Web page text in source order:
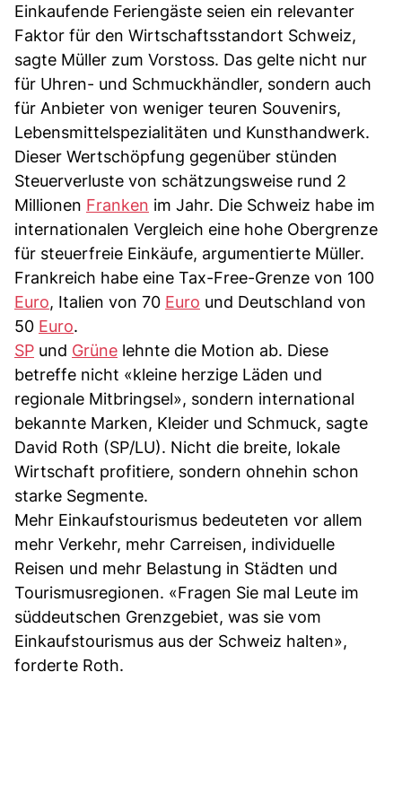
Einkaufende Feriengäste seien ein relevanter
Faktor für den Wirtschaftsstandort Schweiz,
sagte Müller zum Vorstoss. Das gelte nicht nur
für Uhren- und Schmuckhändler, sondern auch
für Anbieter von weniger teuren Souvenirs,
Lebensmittelspezialitäten und Kunsthandwerk.
Dieser Wertschöpfung gegenüber stünden
Steuerverluste von schätzungsweise rund 2
Millionen Franken im Jahr. Die Schweiz habe im
internationalen Vergleich eine hohe Obergrenze
für steuerfreie Einkäufe, argumentierte Müller.
Frankreich habe eine Tax-Free-Grenze von 100
Euro, Italien von 70 Euro und Deutschland von
50 Euro.
SP und Grüne lehnte die Motion ab. Diese
betreffe nicht «kleine herzige Läden und
regionale Mitbringsel», sondern international
bekannte Marken, Kleider und Schmuck, sagte
David Roth (SP/LU). Nicht die breite, lokale
Wirtschaft profitiere, sondern ohnehin schon
starke Segmente.
Mehr Einkaufstourismus bedeuteten vor allem
mehr Verkehr, mehr Carreisen, individuelle
Reisen und mehr Belastung in Städten und
Tourismusregionen. «Fragen Sie mal Leute im
süddeutschen Grenzgebiet, was sie vom
Einkaufstourismus aus der Schweiz halten»,
forderte Roth.